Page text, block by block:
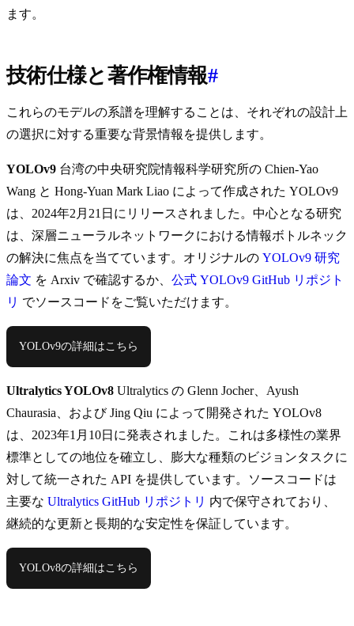
ます。
技術仕様と著作権情報#
これらのモデルの系譜を理解することは、それぞれの設計上
の選択に対する重要な背景情報を提供します。
YOLOv9 台湾の中央研究院情報科学研究所の Chien-Yao
Wang と Hong-Yuan Mark Liao によって作成された YOLOv9
は、2024年2月21日にリリースされました。中心となる研究
は、深層ニューラルネットワークにおける情報ボトルネック
の解決に焦点を当てています。オリジナルの YOLOv9 研究
論文 を Arxiv で確認するか、 公式 YOLOv9 GitHub リポジト
リ でソースコードをご覧いただけます。
YOLOv9の詳細はこちら
Ultralytics YOLOv8 Ultralytics の Glenn Jocher、Ayush
Chaurasia、および Jing Qiu によって開発された YOLOv8
は、2023年1月10日に発表されました。これは多様性の業界
標準としての地位を確立し、膨大な種類のビジョンタスクに
対して統一された API を提供しています。ソースコードは
主要な Ultralytics GitHub リポジトリ 内で保守されており、
継続的な更新と長期的な安定性を保証しています。
YOLOv8の詳細はこちら